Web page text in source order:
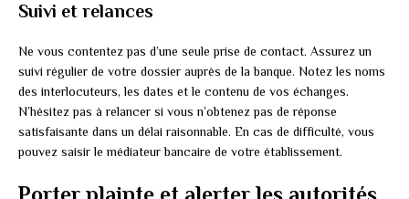
Suivi et relances
Ne vous contentez pas d’une seule prise de contact. Assurez un
suivi régulier de votre dossier auprès de la banque. Notez les noms
des interlocuteurs, les dates et le contenu de vos échanges.
N’hésitez pas à relancer si vous n’obtenez pas de réponse
satisfaisante dans un délai raisonnable. En cas de difficulté, vous
pouvez saisir le médiateur bancaire de votre établissement.